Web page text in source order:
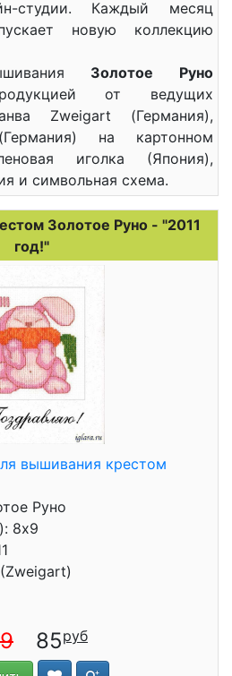
студии. Каждый месяц
новую коллекцию
Золотое Руно
от ведущих
Zweigart (Германия),
на картонном
иголка (Япония),
и символьная схема.
Золотое Руно - "2011
год!"
вышивания крестом
Руно
8x9
85